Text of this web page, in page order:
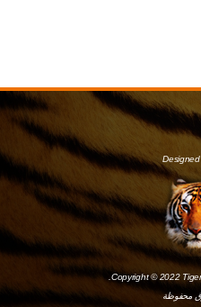
Copyright © 2022
محفوظة